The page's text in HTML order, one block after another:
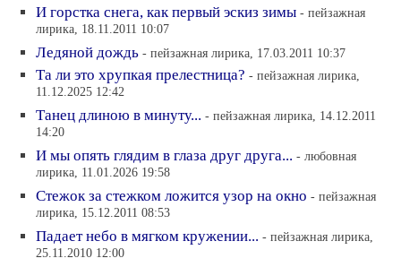
И горстка снега, как первый эскиз зимы - пейзажная
лирика, 18.11.2011 10:07
Ледяной дождь - пейзажная лирика, 17.03.2011 10:37
Та ли это хрупкая прелестница? - пейзажная лирика,
11.12.2025 12:42
Танец длиною в минуту... - пейзажная лирика, 14.12.2011
14:20
И мы опять глядим в глаза друг друга... - любовная
лирика, 11.01.2026 19:58
Стежок за стежком ложится узор на окно - пейзажная
лирика, 15.12.2011 08:53
Падает небо в мягком кружении... - пейзажная лирика,
25.11.2010 12:00